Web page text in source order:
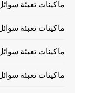
ماكينات تعبئة
ماكينات تعبئة
ماكينات تعبئة
ماكينات تعبئة